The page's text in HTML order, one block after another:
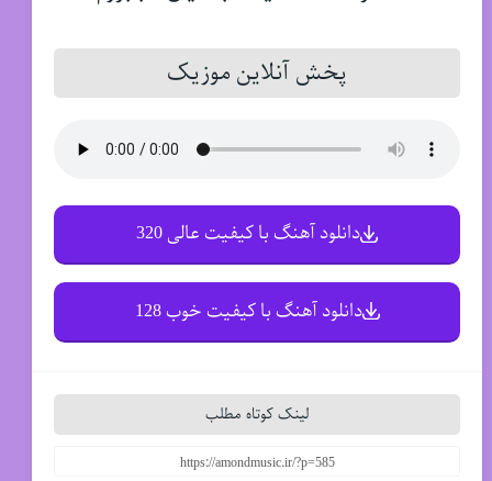
پخش آنلاین موزیک
دانلود آهنگ با کیفیت عالی 320
دانلود آهنگ با کیفیت خوب 128
لینک کوتاه مطلب